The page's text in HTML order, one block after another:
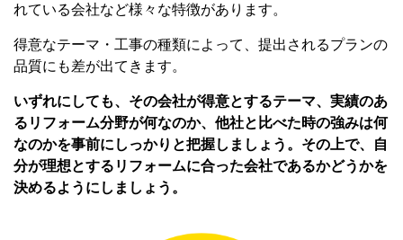
れている会社など様々な特徴があります。
得意なテーマ・工事の種類によって、提出されるプランの
品質にも差が出てきます。
いずれにしても、その会社が得意とするテーマ、実績のあ
るリフォーム分野が何なのか、他社と比べた時の強みは何
なのかを事前にしっかりと把握しましょう。その上で、自
分が理想とするリフォームに合った会社であるかどうかを
決めるようにしましょう。